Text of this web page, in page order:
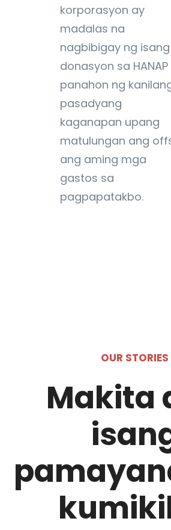
korporasyon ay
madalas na
nagbibigay ng isang
donasyon sa
panahon ng
pasadyang
kaganapan upang
matulungan ang
ang aming mga
gastos sa
pagpapatakbo.
OUR STORIES
Makita